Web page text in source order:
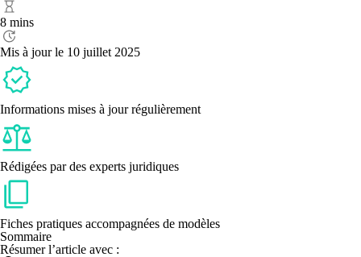
8 mins
Mis à jour le 10 juillet 2025
Informations mises à jour régulièrement
Rédigées par des experts juridiques
Fiches pratiques accompagnées de modèles
Sommaire
Résumer l’article avec :